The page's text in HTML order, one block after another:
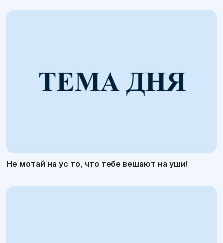
Не мотай на ус то, что тебе вешают на уши!